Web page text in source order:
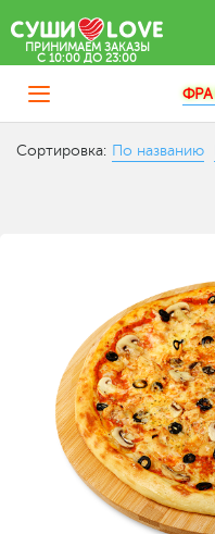
ПРИНИМАЕМ ЗАКАЗЫ
C 10:00 ДО 23:00
Сортировка: По названию